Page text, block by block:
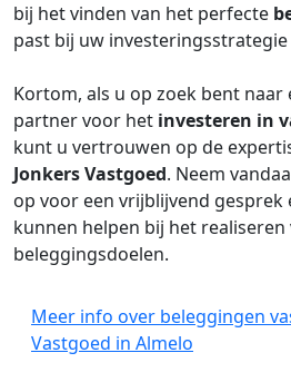
bij het vinden van het perfecte
past bij uw
Kortom, als u op zoek bent
partner voor het investeren in
kunt u vertrouwen op de
Jonkers Vastgoed. Neem
op voor een vrijblijvend gesprek
kunnen helpen bij het realiseren
beleggingsdoelen.
Meer info over beleggingen
Vastgoed in Almelo